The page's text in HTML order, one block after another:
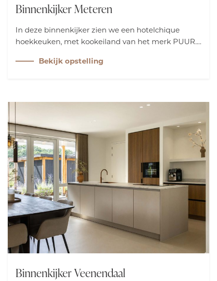
Binnenkijker Meteren
In deze binnenkijker zien we een hotelchique
hoekkeuken, met kookeiland van het merk PUUR.
hoger dan standaard, wat zorgt voor extra comfort.
werkblad geeft de ruimte een elegante uitstraling
gezellige en luxe keuken die uitnodigt om te
genieten.
Bekijk opstelling
Binnenkijker Veenendaal